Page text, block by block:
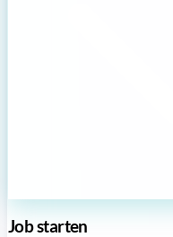
Job starten